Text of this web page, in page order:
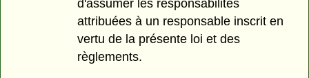
d'assumer les responsabilités
attribuées à un responsable inscrit en
vertu de la présente loi et des
règlements.